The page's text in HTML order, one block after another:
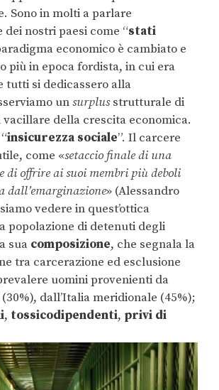
Sono in molti a parlare
dei nostri paesi come “stati
economico è cambiato e
più in epoca fordista, in cui era
tutti si dedicassero alla
unsurplusstrutturale di
della crescita economica.
insicurezza sociale”. Il carcere
come «setaccio finale di una
di offrire ai suoi membri più deboli
dall’emarginazione» (Alessandro
vedere in quest’ottica
popolazione di detenuti degli
sua composizione, che segnala la
tra carcerazione ed esclusione
uomini provenienti da
dall’Italia meridionale (45%);
, tossicodipendenti, privi di